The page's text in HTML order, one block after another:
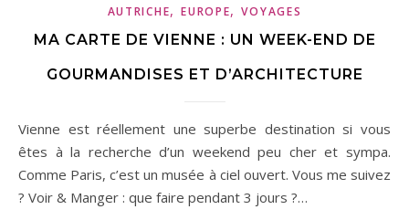
AUTRICHE,EUROPE,VOYAGES
MA CARTE DE VIENNE : UN WEEK-END DE
GOURMANDISES ET D’ARCHITECTURE
Vienne est réellement une superbe destination si vous
êtes à la recherche d’un weekend peu cher et sympa.
Comme Paris, c’est un musée à ciel ouvert. Vous me suivez
? Voir & Manger : que faire pendant 3 jours ?…